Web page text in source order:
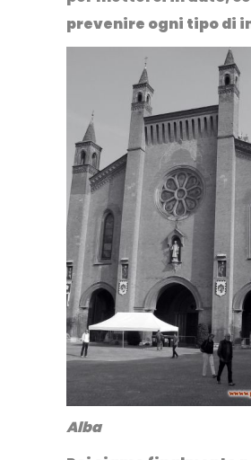
prevenire ogni tipo di
Alba